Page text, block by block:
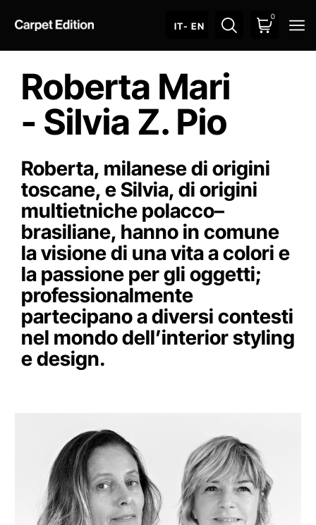
IT- EN
0
Roberta Mari
- Silvia Z. Pio
Roberta, milanese di origini
toscane, e Silvia, di origini
multietniche polacco–
brasiliane, hanno in comune
la visione di una vita a colori e
la passione per gli oggetti;
professionalmente
partecipano a diversi contesti
nel mondo dell’interior styling
e design.